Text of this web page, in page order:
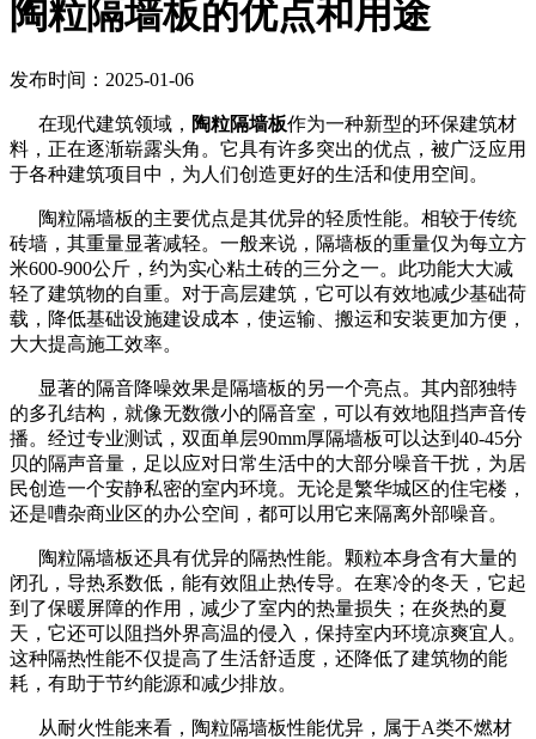
陶粒隔墙板的优点和用途
发布时间：2025-01-06
在现代建筑领域， 陶粒隔墙板作为一种新型的环保建筑材
料，正在逐渐崭露头角。它具有许多突出的优点，被广泛应用
于各种建筑项目中，为人们创造更好的生活和使用空间。
陶粒隔墙板的主要优点是其优异的轻质性能。相较于传统
砖墙，其重量显著减轻。一般来说，隔墙板的重量仅为每立方
米600-900公斤，约为实心粘土砖的三分之一。此功能大大减
轻了建筑物的自重。对于高层建筑，它可以有效地减少基础荷
载，降低基础设施建设成本，使运输、搬运和安装更加方便，
大大提高施工效率。
显著的隔音降噪效果是隔墙板的另一个亮点。其内部独特
的多孔结构，就像无数微小的隔音室，可以有效地阻挡声音传
播。经过专业测试，双面单层90mm厚隔墙板可以达到40-45分
贝的隔声音量，足以应对日常生活中的大部分噪音干扰，为居
民创造一个安静私密的室内环境。无论是繁华城区的住宅楼，
还是嘈杂商业区的办公空间，都可以用它来隔离外部噪音。
陶粒隔墙板还具有优异的隔热性能。颗粒本身含有大量的
闭孔，导热系数低，能有效阻止热传导。在寒冷的冬天，它起
到了保暖屏障的作用，减少了室内的热量损失；在炎热的夏
天，它还可以阻挡外界高温的侵入，保持室内环境凉爽宜人。
这种隔热性能不仅提高了生活舒适度，还降低了建筑物的能
耗，有助于节约能源和减少排放。
从耐火性能来看，陶粒隔墙板性能优异，属于A类不燃材